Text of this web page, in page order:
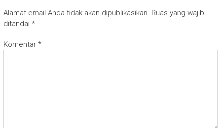
Alamat email Anda tidak akan dipublikasikan. Ruas yang wajib
ditandai *
Komentar *